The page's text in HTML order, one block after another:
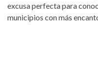
excusa perfecta para
municipios con más